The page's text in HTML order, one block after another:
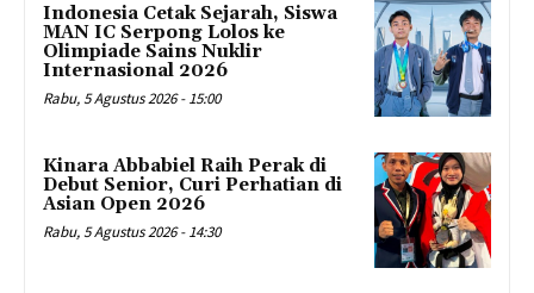
Indonesia Cetak Sejarah, Siswa
MAN IC Serpong Lolos ke
Olimpiade Sains Nuklir
Internasional 2026
Rabu, 5 Agustus 2026 - 15:00
Kinara Abbabiel Raih Perak di
Debut Senior, Curi Perhatian di
Asian Open 2026
Rabu, 5 Agustus 2026 - 14:30